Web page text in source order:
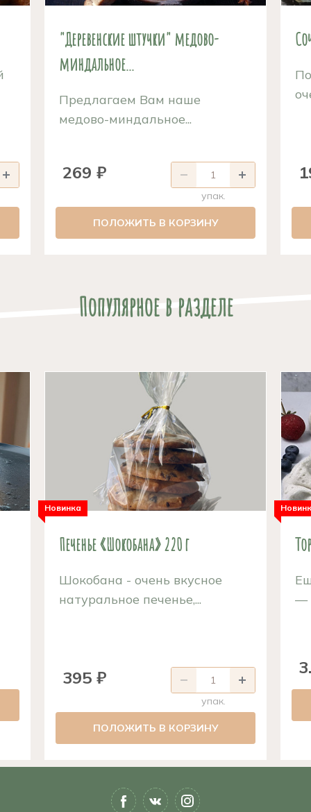
"Деревенские штучки" медово-
миндальное...
Предлагаем Вам наше
медово-миндальное...
269 ₽
упак.
ПОЛОЖИТЬ В КОРЗИНУ
Популярное в разделе
Новинка
Печенье «Шокобана» 220 г
Шокобана - очень вкусное
натуральное печенье,...
395 ₽
упак.
ПОЛОЖИТЬ В КОРЗИНУ
—